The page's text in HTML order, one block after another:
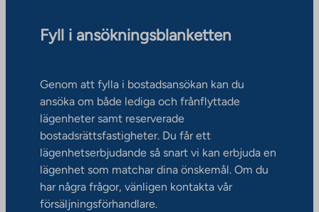
Fyll i ansökningsblanketten
Genom att fylla i bostadsansökan kan du
ansöka om både lediga och frånflyttade
lägenheter samt reserverade
bostadsrättsfastigheter. Du får ett
lägenhetserbjudande så snart vi kan erbjuda en
lägenhet som matchar dina önskemål. Om du
har några frågor, vänligen kontakta vår
försäljningsförhandlare.